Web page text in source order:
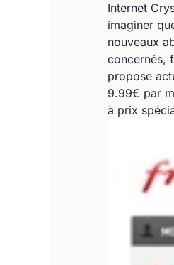
Internet
imaginer
nouveaux
concernés,
propose
9.99€ par
à prix